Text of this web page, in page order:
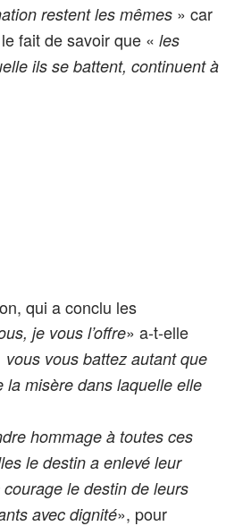
restent les mêmes» car
fait de savoir que « les
ils se battent, continuent à
qui a conclu les
je vous l’offre» a-t-elle
vous battez autant que
misère dans laquelle elle
hommage à toutes ces
le destin a enlevé leur
le destin de leurs
avec dignité», pour